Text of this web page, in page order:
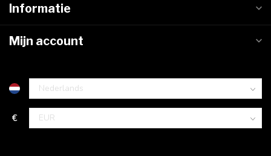
Informatie
Mijn account
€